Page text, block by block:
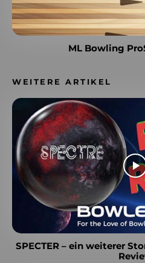
ML Bowling
WEITERE ARTIKEL
SPECTER – ein weiterer